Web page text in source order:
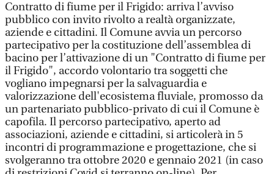
Contratto di fiume per il Frigido: arriva l’avviso
pubblico con invito rivolto a realtà organizzate,
aziende e cittadini. Il Comune avvia un percorso
partecipativo per la costituzione dell’assemblea di
bacino per l’attivazione di un "Contratto di fiume per
il Frigido", accordo volontario tra soggetti che
vogliano impegnarsi per la salvaguardia e
valorizzazione dell'ecosistema fluviale, promosso da
un partenariato pubblico-privato di cui il Comune è
capofila. Il percorso partecipativo, aperto ad
associazioni, aziende e cittadini, si articolerà in 5
incontri di programmazione e progettazione, che si
svolgeranno tra ottobre 2020 e gennaio 2021 (in caso